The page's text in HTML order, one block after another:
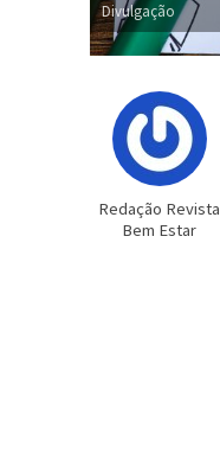
Divulgação
Redação Revista
Bem Estar